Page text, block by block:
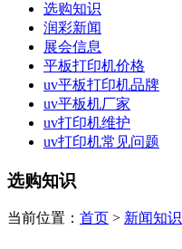
选购知识
润彩新闻
展会信息
平板打印机价格
uv平板打印机品牌
uv平板机厂家
uv打印机维护
uv打印机常见问题
选购知识
当前位置： 首页 > 新闻知识